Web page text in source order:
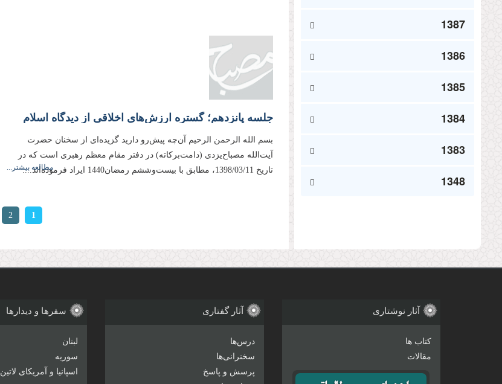
1387
1386
1385
1384
1383
1348
جلسه پانزدهم؛ گستره ارزش‌های اخلاقی از دیدگاه اسلام
بسم الله الرحمن الرحیم آن‌چه پیش‌رو دارید گزیده‌ای از سخنان حضرت
آیت‌الله مصباح‌یزدی (دامت‌بركاته) در دفتر مقام معظم رهبری است كه در
تاریخ 1398/03/11، مطابق با بیست‌و‌ششم رمضان1440 ایراد فرموده‌اند....
مطالعه بیشتر...
1
2
آثار نوشتاری
کتاب ها
مقالات
آثار گفتاری
درس‌ها
سخنرانی‌ها
پرسش و پاسخ
سفرها و دیدارها
لبنان
سوریه
اسپانیا و آمریکای لاتین